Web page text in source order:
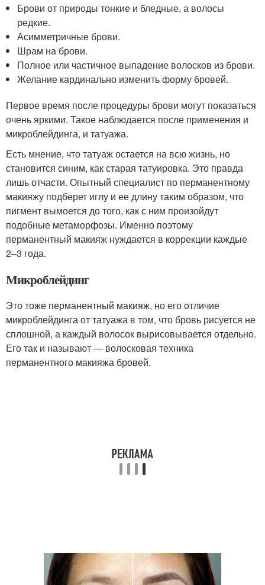
Брови от природы тонкие и бледные, а волосы
редкие.
Асимметричные брови.
Шрам на брови.
Полное или частичное выпадение волосков из брови.
Желание кардинально изменить форму бровей.
Первое время после процедуры брови могут показаться
очень яркими. Такое наблюдается после применения и
микроблейдинга, и татуажа.
Есть мнение, что татуаж остается на всю жизнь, но
становится синим, как старая татуировка. Это правда
лишь отчасти. Опытный специалист по перманентному
макияжу подберет иглу и ее длину таким образом, что
пигмент вымоется до того, как с ним произойдут
подобные метаморфозы. Именно поэтому
перманентный макияж нуждается в коррекции каждые
2–3 года.
Микроблейдинг
Это тоже перманентный макияж, но его отличие
микроблейдинга от татуажа в том, что бровь рисуется не
сплошной, а каждый волосок вырисовывается отдельно.
Его так и называют — волосковая техника
перманентного макияжа бровей.